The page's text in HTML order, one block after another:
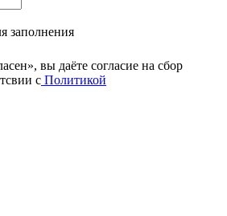
заполнения
вы даёте cогласие на сбор
с Политикой